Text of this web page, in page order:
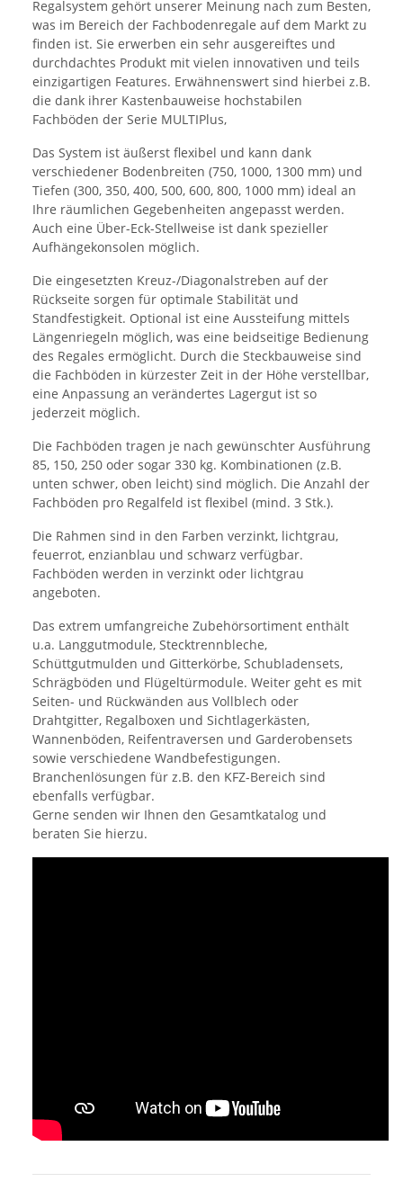
Regalsystem gehört unserer Meinung nach zum Besten,
was im Bereich der Fachbodenregale auf dem Markt zu
finden ist. Sie erwerben ein sehr ausgereiftes und
durchdachtes Produkt mit vielen innovativen und teils
einzigartigen Features. Erwähnenswert sind hierbei z.B.
die dank ihrer Kastenbauweise hochstabilen
Fachböden der Serie MULTIPlus,
Das System ist äußerst flexibel und kann dank
verschiedener Bodenbreiten (750, 1000, 1300 mm) und
Tiefen (300, 350, 400, 500, 600, 800, 1000 mm) ideal an
Ihre räumlichen Gegebenheiten angepasst werden.
Auch eine Über-Eck-Stellweise ist dank spezieller
Aufhängekonsolen möglich.
Die eingesetzten Kreuz-/Diagonalstreben auf der
Rückseite sorgen für optimale Stabilität und
Standfestigkeit. Optional ist eine Aussteifung mittels
Längenriegeln möglich, was eine beidseitige Bedienung
des Regales ermöglicht. Durch die Steckbauweise sind
die Fachböden in kürzester Zeit in der Höhe verstellbar,
eine Anpassung an verändertes Lagergut ist so
jederzeit möglich.
Die Fachböden tragen je nach gewünschter Ausführung
85, 150, 250 oder sogar 330 kg. Kombinationen (z.B.
unten schwer, oben leicht) sind möglich. Die Anzahl der
Fachböden pro Regalfeld ist flexibel (mind. 3 Stk.).
Die Rahmen sind in den Farben verzinkt, lichtgrau,
feuerrot, enzianblau und schwarz verfügbar.
Fachböden werden in verzinkt oder lichtgrau
angeboten.
Das extrem umfangreiche Zubehörsortiment enthält
u.a. Langgutmodule, Stecktrennbleche,
Schüttgutmulden und Gitterkörbe, Schubladensets,
Schrägböden und Flügeltürmodule. Weiter geht es mit
Seiten- und Rückwänden aus Vollblech oder
Drahtgitter, Regalboxen und Sichtlagerkästen,
Wannenböden, Reifentraversen und Garderobensets
sowie verschiedene Wandbefestigungen.
Branchenlösungen für z.B. den KFZ-Bereich sind
ebenfalls verfügbar.
Gerne senden wir Ihnen den Gesamtkatalog und
beraten Sie hierzu.